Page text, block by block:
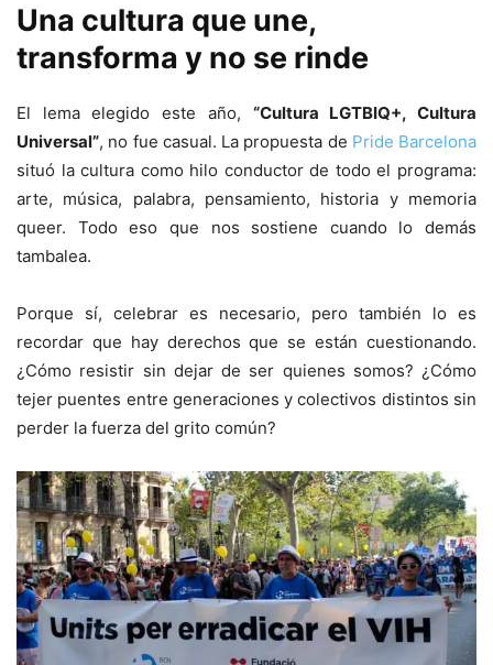
Una cultura que une,
transforma y no se rinde
El lema elegido este año, “Cultura LGTBIQ+, Cultura
Universal”, no fue casual. La propuesta de Pride Barcelona
situó la cultura como hilo conductor de todo el programa:
arte, música, palabra, pensamiento, historia y memoria
queer. Todo eso que nos sostiene cuando lo demás
tambalea.
Porque sí, celebrar es necesario, pero también lo es
recordar que hay derechos que se están cuestionando.
¿Cómo resistir sin dejar de ser quienes somos? ¿Cómo
tejer puentes entre generaciones y colectivos distintos sin
perder la fuerza del grito común?